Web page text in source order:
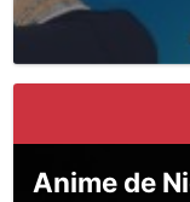
Anime de